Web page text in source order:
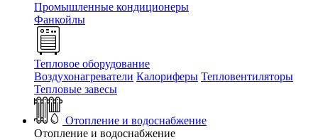
Промышленные кондиционеры
Фанкойлы
Тепловое оборудование
Воздухонагреватели Калориферы Тепловентиляторы
Тепловые завесы
Отопление и водоснабжение
Отопление и водоснабжение